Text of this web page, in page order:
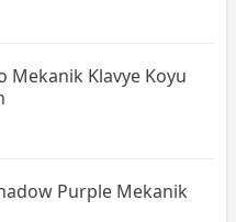
Mekanik Klavye Koyu
Purple Mekanik